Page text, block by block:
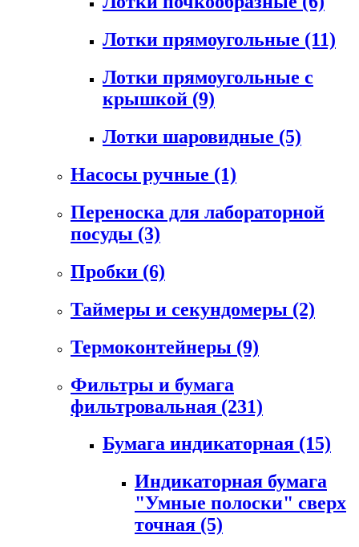
Лотки прямоугольные (11)
Лотки прямоугольные с
крышкой (9)
Лотки шаровидные (5)
Насосы ручные (1)
Переноска для лабораторной
посуды (3)
Пробки (6)
Таймеры и секундомеры (2)
Термоконтейнеры (9)
Фильтры и бумага
фильтровальная (231)
Бумага индикаторная (15)
Индикаторная бумага
"Умные полоски" сверх
точная (5)